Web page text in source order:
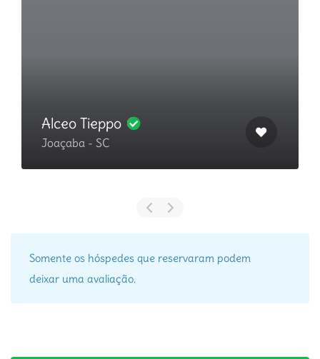
Alceo Tieppo
Joaçaba - SC
Somente os hóspedes que reservaram podem
deixar uma avaliação.